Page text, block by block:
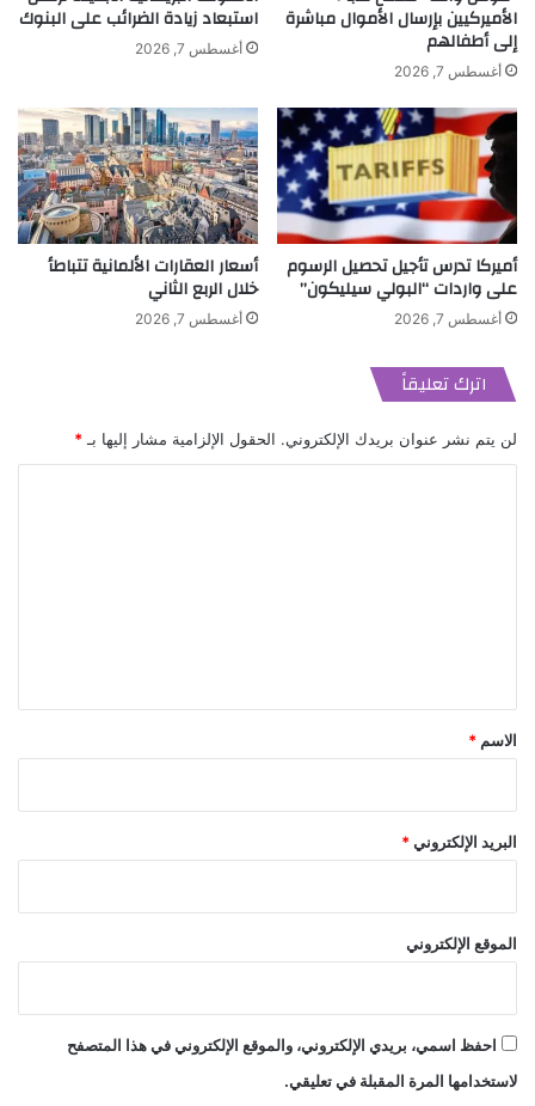
الأميركيين بإرسال الأموال مباشرة
إلى أطفالهم
أغسطس 7, 2026
استبعاد زيادة الضرائب على البنوك
أغسطس 7, 2026
أميركا تدرس تأجيل تحصيل الرسوم
على واردات “البولي سيليكون”
أغسطس 7, 2026
أسعار العقارات الألمانية تتباطأ
خلال الربع الثاني
أغسطس 7, 2026
اترك تعليقاً
لن يتم نشر عنوان بريدك الإلكتروني. الحقول الإلزامية مشار إليها بـ *
*
الاسم *
البريد الإلكتروني*
الموقع الإلكتروني
احفظ اسمي، بريدي الإلكتروني، والموقع الإلكتروني في هذا المتصفح
لاستخدامها المرة المقبلة في تعليقي.